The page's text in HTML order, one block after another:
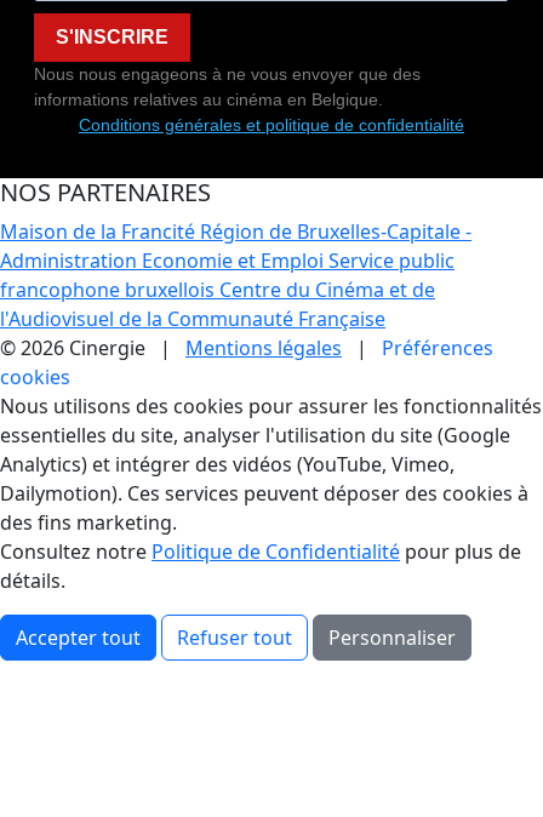
S'INSCRIRE
Nous nous engageons à ne vous envoyer que des
informations relatives au cinéma en Belgique.
Conditions générales et politique de confidentialité
NOS PARTENAIRES
Maison de la Francité Région de Bruxelles-Capitale -
Administration Economie et Emploi Service public
francophone bruxellois Centre du Cinéma et de
l'Audiovisuel de la Communauté Française
© 2026 Cinergie | Mentions légales | Préférences
cookies
Gestion des Cookies
Nous utilisons des cookies pour assurer les fonctionnalités
essentielles du site, analyser l'utilisation du site (Google
Analytics) et intégrer des vidéos (YouTube, Vimeo,
Dailymotion). Ces services peuvent déposer des cookies à
des fins marketing.
Consultez notre Politique de Confidentialité pour plus de
détails.
Accepter tout Refuser tout Personnaliser